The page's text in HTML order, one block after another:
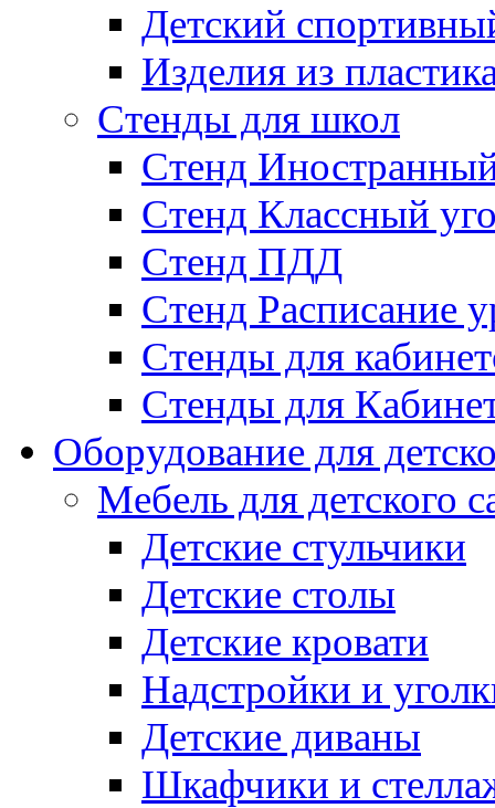
Детский
Изделия из
Стенды для школ
Стенд
Стенд Классный
Стенд ПДД
Стенд Расписание
Стенды для
Стенды для
Оборудование для
Мебель для детского
Детские стульчики
Детские столы
Детские кровати
Надстройки и
Детские диваны
Шкафчики и